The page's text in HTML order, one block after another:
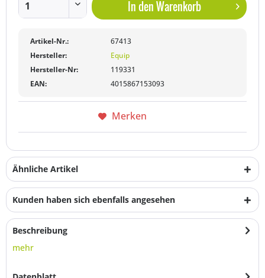
In denWarenkorb
Artikel-Nr.:
67413
Hersteller:
Equip
Hersteller-Nr:
119331
EAN:
4015867153093
Merken
Ähnliche Artikel
Kunden haben sich ebenfalls angesehen
Beschreibung
mehr